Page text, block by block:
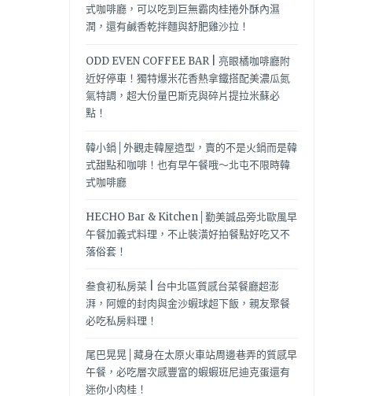
式咖啡廳，可以吃到巨無霸肉桂捲外酥內濕
潤，還有鹹香乾拌麵與舒肥雞沙拉！
ODD EVEN COFFEE BAR | 亮眼橘咖啡廳附
近好停車！獨特爆米花香熱拿鐵搭配美濃瓜氮
氣特調，超大份量巴斯克與碎片提拉米蘇必
點！
韓小鍋│外觀走韓屋造型，賣的不是火鍋而是韓
式甜點和咖啡！也有早午餐哦～北屯不限時韓
式咖啡廳
HECHO Bar & Kitchen│勤美誠品旁北歐風早
午餐加義式料理，不止裝潢好拍餐點好吃又不
落俗套！
叁食初私房菜 | 台中北區質感台菜餐廳超澎
湃，阿嬤的封肉與金沙蝦球超下飯，親友聚餐
必吃私房料理！
尾巴晃晃│藏身在太原火車站周邊巷弄的質感早
午餐，必吃層次感豐富的蝦蝦班尼迪克蛋還有
迷你小肉桂！